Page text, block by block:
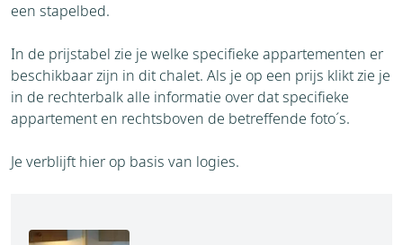
een stapelbed.
In de prijstabel zie je welke specifieke appartementen er
beschikbaar zijn in dit chalet. Als je op een prijs klikt zie je
in de rechterbalk alle informatie over dat specifieke
appartement en rechtsboven de betreffende foto´s.
Je verblijft hier op basis van logies.